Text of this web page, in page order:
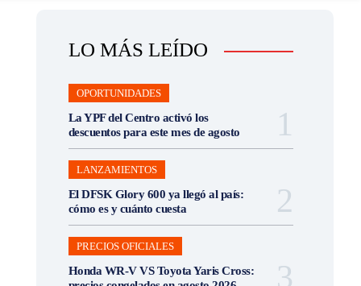
LO MÁS LEÍDO
OPORTUNIDADES
La YPF del Centro activó los
descuentos para este mes de agosto
LANZAMIENTOS
El DFSK Glory 600 ya llegó al país:
cómo es y cuánto cuesta
PRECIOS OFICIALES
Honda WR-V VS Toyota Yaris Cross: